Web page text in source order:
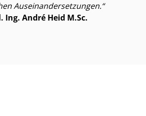
Aus­ein­an­der­set­zun­gen.
Ing. André Heid M.Sc.